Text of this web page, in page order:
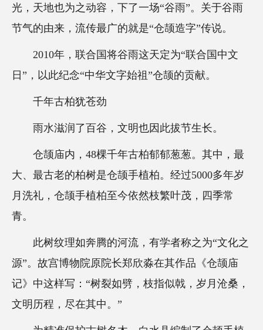
光，天地也为之动容，下了一场“谷雨”。关于谷雨
节气的由来，流传最广的就是“仓颉造字”传说。
2010年，联合国将谷雨这天定为“联合国中文
日”，以此纪念“中华文字始祖”仓颉的贡献。
千年古柏犹苍劲
雨水滋润了百谷，文明也因此拔节生长。
仓颉庙内，48棵千年古柏郁郁葱葱。其中，最
大、最古老的柏树是仓颉手植柏。经过5000多年岁
月洗礼，仓颉手植柏至今依然枝繁叶茂，四季常
青。
此树纹理如奔腾的河流，有学者称之为“文化之
源”。故宫博物院原院长郑欣淼在其作品《仓颉庙
记》中这样写：“树裂如劈，枝指似戟，岁月沧桑，
文明历程，尽在其中。”